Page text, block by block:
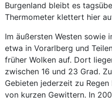
Burgenland bleibt es
Thermometer klettert hier
Im äußersten Westen sowie
etwa in Vorarlberg und
früher Wolken auf. Dort
zwischen 16 und 23 Grad.
Gebieten jederzeit zu
von kurzen Gewittern. In